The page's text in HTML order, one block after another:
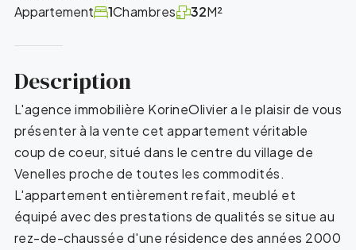
Appartement Chambres
1 M²
32
Description
L'agence immobilière KorineOlivier a le plaisir de vous
présenter à la vente cet appartement véritable
coup de coeur, situé dans le centre du village de
Venelles proche de toutes les commodités.
L'appartement entièrement refait, meublé et
équipé avec des prestations de qualités se situe au
rez-de-chaussée d'une résidence des années 2000